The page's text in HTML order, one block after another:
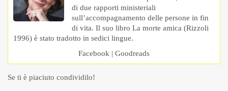
di due rapporti ministeriali
sull’accompagnamento delle persone in fin
di vita. Il suo libro La morte amica (Rizzoli
1996) è stato tradotto in sedici lingue.
Facebook | Goodreads
Se ti è piaciuto condividilo!